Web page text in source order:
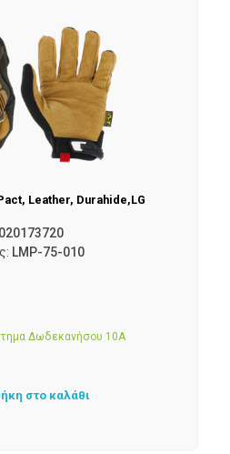
Leather, Durahide,LG
LMP-75-010
Δωδεκανήσου 10Α
στο καλάθι